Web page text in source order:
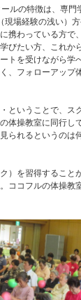
ルの特徴は、専門
現場経験の浅い）
携わっている方で
びたい方、これか
トを受けながら学
、フォローアップ
ということで、ス
体操教室に同行し
られるというのは
）を習得すること
ココフルの体操教